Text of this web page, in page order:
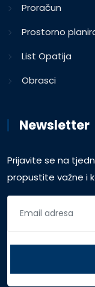
Proračun
Prostorno
List Opatija
Obrasci
Newsletter
Prijavite se na
propustite važne i